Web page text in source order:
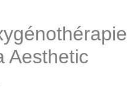
Aesthetic